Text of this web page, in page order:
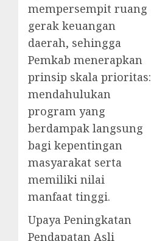
mempersempit ruang
gerak keuangan
daerah, sehingga
Pemkab menerapkan
prinsip skala prioritas:
mendahulukan
program yang
berdampak langsung
bagi kepentingan
masyarakat serta
memiliki nilai
manfaat tinggi.
Upaya Peningkatan
Pendapatan Asli